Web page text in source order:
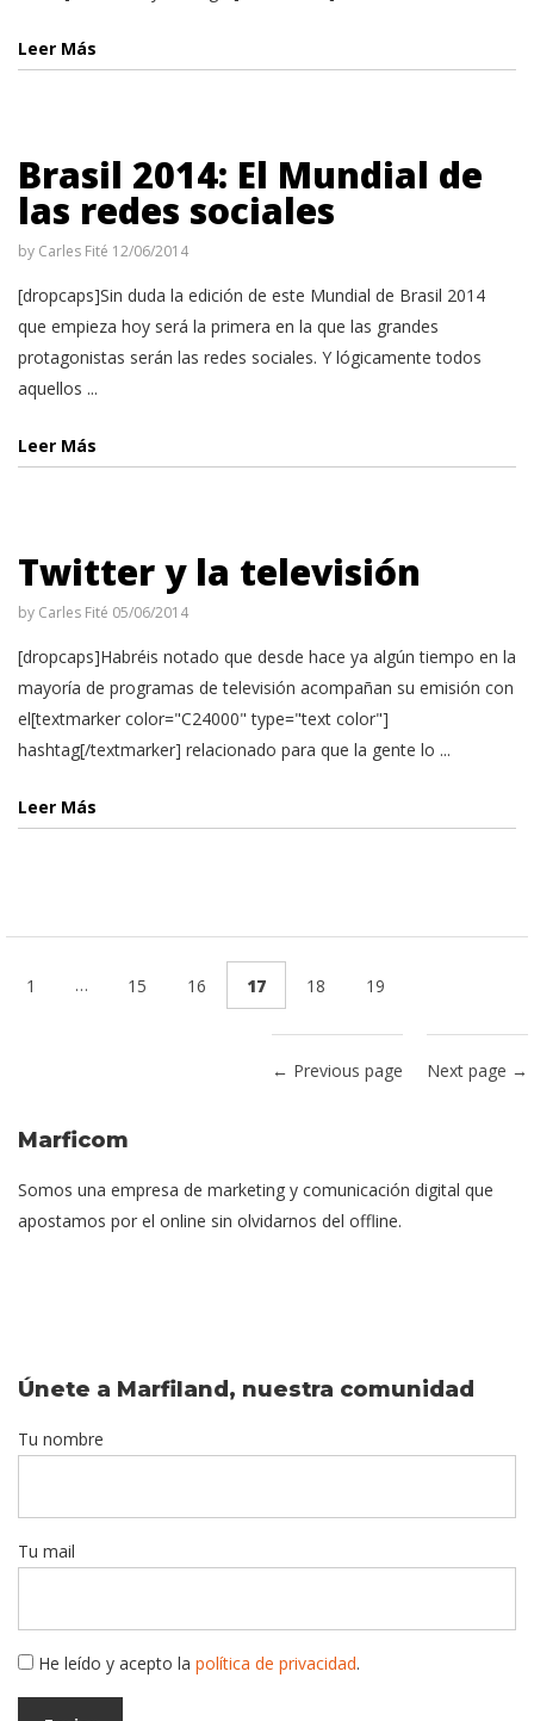
Leer Más
Brasil 2014: El Mundial de
las redes sociales
by Carles Fité 12/06/2014
[dropcaps]Sin duda la edición de este Mundial de Brasil 2014
que empieza hoy será la primera en la que las grandes
protagonistas serán las redes sociales. Y lógicamente todos
aquellos ...
Leer Más
Twitter y la televisión
by Carles Fité 05/06/2014
[dropcaps]Habréis notado que desde hace ya algún tiempo en la
mayoría de programas de televisión acompañan su emisión con
el[textmarker color="C24000" type="text color"]
hashtag[/textmarker] relacionado para que la gente lo ...
Leer Más
1 … 15 16 17 18 19
← Previous page Next page →
Marficom
Somos una empresa de marketing y comunicación digital que
apostamos por el online sin olvidarnos del offline.
Únete a Marfiland, nuestra comunidad
Tu nombre
Tu mail
He leído y acepto la política de privacidad.